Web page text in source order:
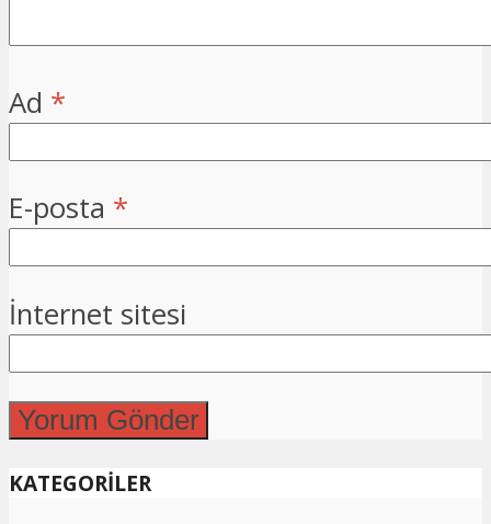
Ad *
E-posta *
İnternet sitesi
KATEGORİLER